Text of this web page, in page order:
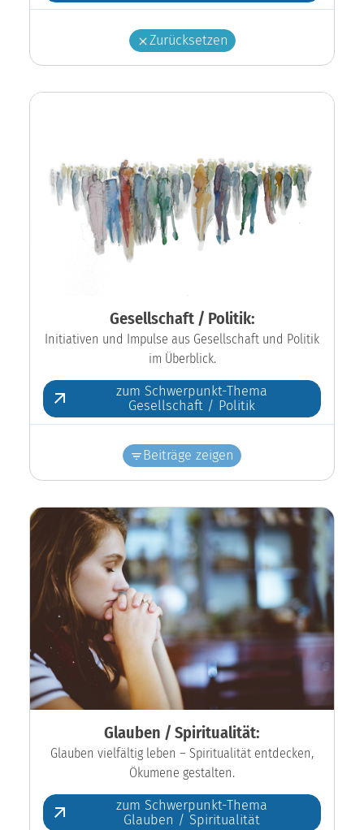
Zurücksetzen
Gesellschaft / Politik:
Initiativen und Impulse aus Gesellschaft und Politik
im Überblick.
zum Schwerpunkt-Thema
Gesellschaft / Politik
Beiträge zeigen
Glauben / Spiritualität:
Glauben vielfältig leben – Spiritualität entdecken,
Ökumene gestalten.
zum Schwerpunkt-Thema
Glauben / Spiritualität